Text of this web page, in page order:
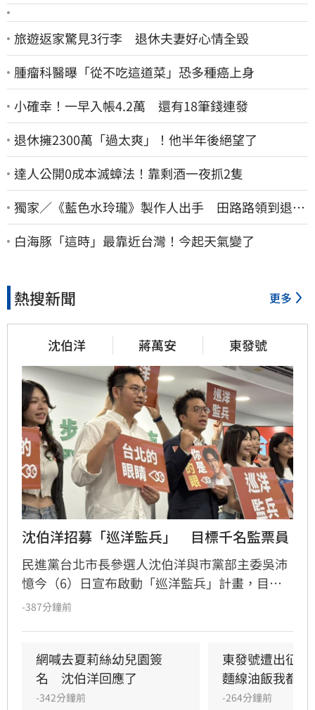
旅遊返家驚見3行李 退休夫妻好心情全毀
腫瘤科醫曝「從不吃這道菜」恐多種癌上身
小確幸！一早入帳4.2萬 還有18筆錢連發
退休擁2300萬「過太爽」！他半年後絕望了
達人公開0成本滅蟑法！靠剩酒一夜抓2隻
獨家／《藍色水玲瓏》製作人出手 田路路領到退休
金！隱忍6年吐內幕
白海豚「這時」最靠近台灣！今起天氣變了
熱搜新聞 更多
沈伯洋 蔣萬安 東發號
沈伯洋招募「巡洋監兵」　目標千名監票員
民進黨台北市長參選人沈伯洋與市黨部主委吳沛
憶今（6）日宣布啟動「巡洋監兵」計畫，目標
號召千名公民擔任監票員，確保今年11月28日台
說，許多人參與政治的起點正是從監票員做起，
如果大家覺得台灣的民主值得守護，也想要參與
這樣的行動，歡迎加入「巡洋監兵」行列，共同
-387分鐘前
網喊去夏莉絲幼兒園簽
名　沈伯洋回應了
-342分鐘前
東發號遭出征
麵線油飯我都喜
-264分鐘前